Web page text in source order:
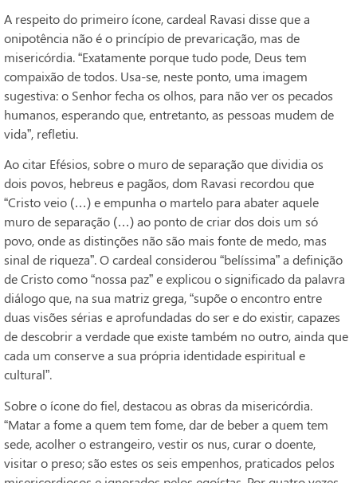
A respeito do primeiro ícone, cardeal Ravasi disse que a
onipotência não é o princípio de prevaricação, mas de
misericórdia. “Exatamente porque tudo pode, Deus tem
compaixão de todos. Usa-se, neste ponto, uma imagem
sugestiva: o Senhor fecha os olhos, para não ver os pecados
humanos, esperando que, entretanto, as pessoas mudem de
vida”, refletiu.
Ao citar Efésios, sobre o muro de separação que dividia os
dois povos, hebreus e pagãos, dom Ravasi recordou que
“Cristo veio (…) e empunha o martelo para abater aquele
muro de separação (…) ao ponto de criar dos dois um só
povo, onde as distinções não são mais fonte de medo, mas
sinal de riqueza”. O cardeal considerou “belíssima” a definição
de Cristo como “nossa paz” e explicou o significado da palavra
diálogo que, na sua matriz grega, “supõe o encontro entre
duas visões sérias e aprofundadas do ser e do existir, capazes
de descobrir a verdade que existe também no outro, ainda que
cada um conserve a sua própria identidade espiritual e
cultural”.
Sobre o ícone do fiel, destacou as obras da misericórdia.
“Matar a fome a quem tem fome, dar de beber a quem tem
sede, acolher o estrangeiro, vestir os nus, curar o doente,
visitar o preso; são estes os seis empenhos, praticados pelos